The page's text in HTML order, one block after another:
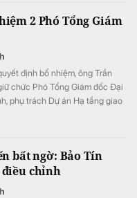
2 Phó Tổng Giám
định bổ nhiệm, ông Trần
chức Phó Tổng Giám đốc Đại
phụ trách Dự án Hạ tầng giao
nghiệp.
bất ngờ: Bảo Tín
điều chỉnh